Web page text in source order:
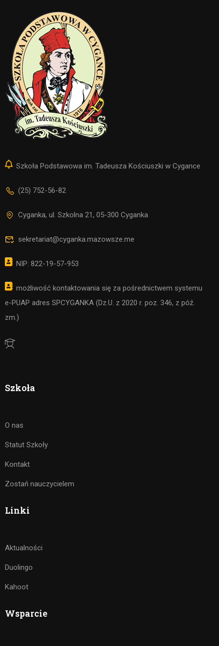
Szkoła Podstawowa im. Tadeusza Kościuszki w Cygance
(25) 752-56-82
Cyganka, ul. Szkolna 21, 05-300 Cyganka
sekretariat@cyganka.mazowsze.me
NIP: 822-19-57-953
możliwość kontaktowania się za pośrednictwem systemu
e-PUAP adres SPCYGANKA (Dz.U. z 2020 r. poz. 346, z póź.
zm.)
Szkoła
O nas
Statut Szkoły
Kontakt
Zostań nauczycielem
Linki
Aktualności
Duolingo
Kahoot
Wsparcie